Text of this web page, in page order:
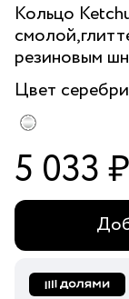
Кольцо
резиновым
Цвет
5 033 ₽